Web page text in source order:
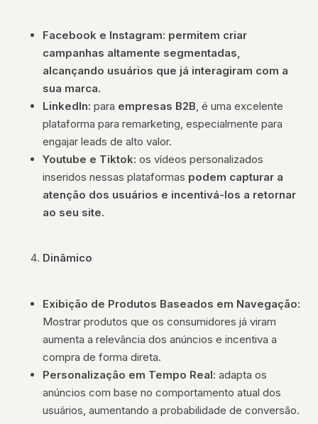
Facebook e Instagram: permitem criar
campanhas altamente segmentadas,
alcançando usuários que já interagiram com a
sua marca.
LinkedIn: para empresas B2B, é uma excelente
plataforma para remarketing, especialmente para
engajar leads de alto valor.
Youtube e Tiktok: os vídeos personalizados
inseridos nessas plataformas podem capturar a
atenção dos usuários e incentivá-los a retornar
ao seu site.
Dinâmico
Exibição de Produtos Baseados em Navegação:
Mostrar produtos que os consumidores já viram
aumenta a relevância dos anúncios e incentiva a
compra de forma direta.
Personalização em Tempo Real: adapta os
anúncios com base no comportamento atual dos
usuários, aumentando a probabilidade de conversão.